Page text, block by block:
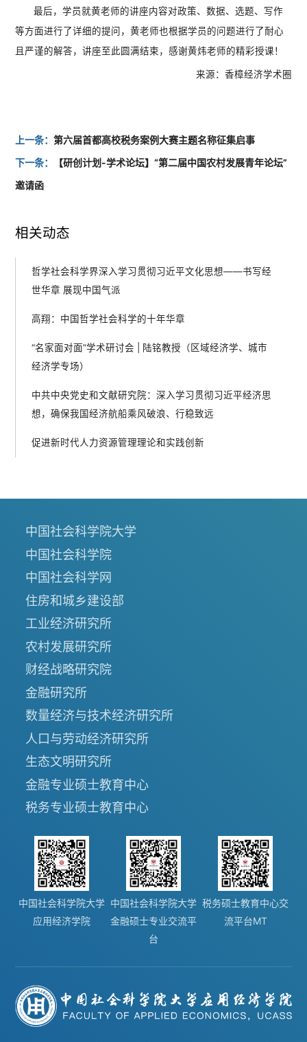
最后，学员就黄老师的讲座内容对政策、数据、选题、写作
等方面进行了详细的提问，黄老师也根据学员的问题进行了耐心
且严谨的解答，讲座至此圆满结束，感谢黄炜老师的精彩授课！
来源：香樟经济学术圈
上一条：第六届首都高校税务案例大赛主题名称征集启事
下一条：
【研创计划-学术论坛】“第二届中国农村发展青年论坛”
邀请函
相关动态
哲学社会科学界深入学习贯彻习近平文化思想——书写经
世华章 展现中国气派
高翔：中国哲学社会科学的十年华章
“名家面对面”学术研讨会 | 陆铭教授（区域经济学、城市
经济学专场）
中共中央党史和文献研究院：深入学习贯彻习近平经济思
想，确保我国经济航船乘风破浪、行稳致远
促进新时代人力资源管理理论和实践创新
中国社会科学院大学
中国社会科学院
中国社会科学网
住房和城乡建设部
工业经济研究所
农村发展研究所
财经战略研究院
金融研究所
数量经济与技术经济研究所
人口与劳动经济研究所
生态文明研究所
金融专业硕士教育中心
税务专业硕士教育中心
中国社会科学院大学
应用经济学院
中国社会科学院大学
金融硕士专业交流平
台
税务硕士教育中心交
流平台MT